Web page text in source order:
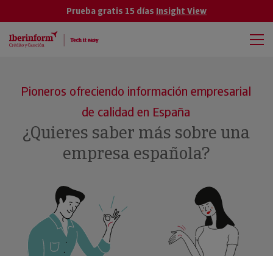
Prueba gratis 15 días Insight View
Pioneros ofreciendo información empresarial
de calidad en España
¿Quieres saber más sobre una
empresa española?